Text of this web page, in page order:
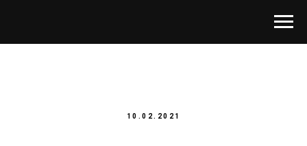
10.02.2021